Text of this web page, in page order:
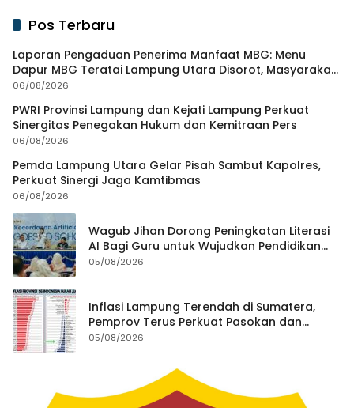
Pos Terbaru
Laporan Pengaduan Penerima Manfaat MBG: Menu
Dapur MBG Teratai Lampung Utara Disorot, Masyarakat
Minta Satgas Lakukan Investigasi
06/08/2026
PWRI Provinsi Lampung dan Kejati Lampung Perkuat
Sinergitas Penegakan Hukum dan Kemitraan Pers
06/08/2026
Pemda Lampung Utara Gelar Pisah Sambut Kapolres,
Perkuat Sinergi Jaga Kamtibmas
06/08/2026
Wagub Jihan Dorong Peningkatan Literasi
AI Bagi Guru untuk Wujudkan Pendidikan
Berkualitas
05/08/2026
Inflasi Lampung Terendah di Sumatera,
Pemprov Terus Perkuat Pasokan dan
Distribusi Pangan
05/08/2026